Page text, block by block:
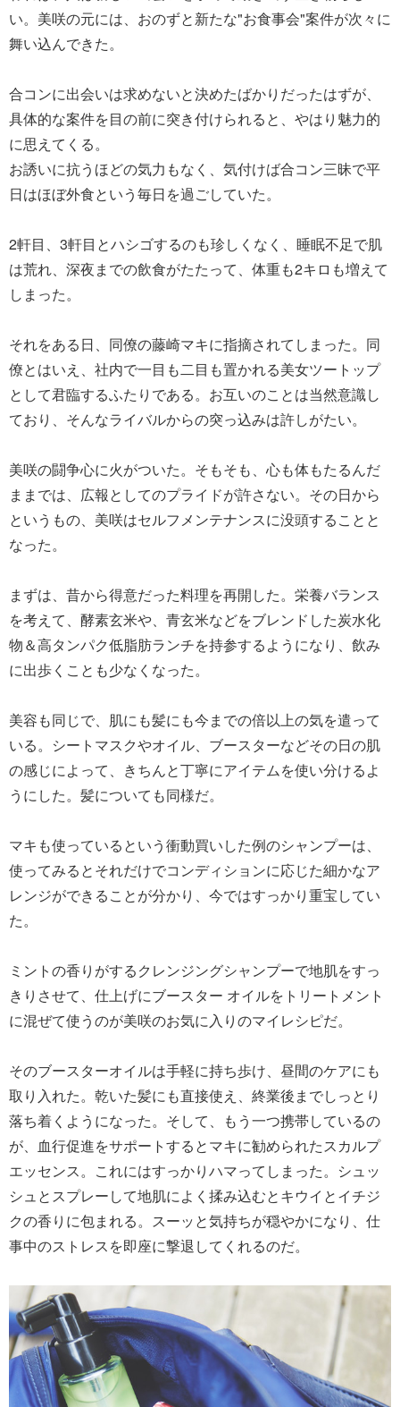
い。美咲の元には、おのずと新たな"お食事会"案件が次々に
舞い込んできた。
合コンに出会いは求めないと決めたばかりだったはずが、
具体的な案件を目の前に突き付けられると、やはり魅力的
に思えてくる。
お誘いに抗うほどの気力もなく、気付けば合コン三昧で平
日はほぼ外食という毎日を過ごしていた。
2軒目、3軒目とハシゴするのも珍しくなく、睡眠不足で肌
は荒れ、深夜までの飲食がたたって、体重も2キロも増えて
しまった。
それをある日、同僚の藤崎マキに指摘されてしまった。同
僚とはいえ、社内で一目も二目も置かれる美女ツートップ
として君臨するふたりである。お互いのことは当然意識し
ており、そんなライバルからの突っ込みは許しがたい。
美咲の闘争心に火がついた。そもそも、心も体もたるんだ
ままでは、広報としてのプライドが許さない。その日から
というもの、美咲はセルフメンテナンスに没頭することと
なった。
まずは、昔から得意だった料理を再開した。栄養バランス
を考えて、酵素玄米や、青玄米などをブレンドした炭水化
物＆高タンパク低脂肪ランチを持参するようになり、飲み
に出歩くことも少なくなった。
美容も同じで、肌にも髪にも今までの倍以上の気を遣って
いる。シートマスクやオイル、ブースターなどその日の肌
の感じによって、きちんと丁寧にアイテムを使い分けるよ
うにした。髪についても同様だ。
マキも使っているという衝動買いした例のシャンプーは、
使ってみるとそれだけでコンディションに応じた細かなア
レンジができることが分かり、今ではすっかり重宝してい
た。
ミントの香りがするクレンジングシャンプーで地肌をすっ
きりさせて、仕上げにブースター オイルをトリートメント
に混ぜて使うのが美咲のお気に入りのマイレシピだ。
そのブースターオイルは手軽に持ち歩け、昼間のケアにも
取り入れた。乾いた髪にも直接使え、終業後までしっとり
落ち着くようになった。そして、もう一つ携帯しているの
が、血行促進をサポートするとマキに勧められたスカルプ
エッセンス。これにはすっかりハマってしまった。シュッ
シュとスプレーして地肌によく揉み込むとキウイとイチジ
クの香りに包まれる。スーッと気持ちが穏やかになり、仕
事中のストレスを即座に撃退してくれるのだ。